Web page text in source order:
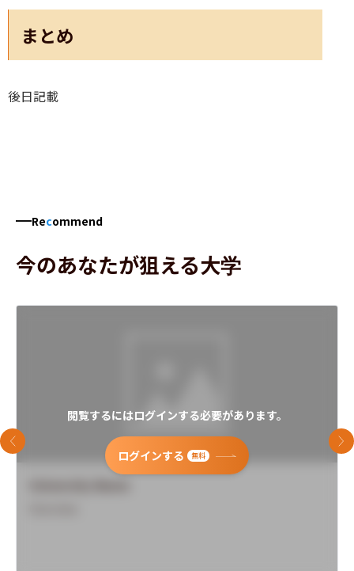
まとめ
後日記載
Recommend
今のあなたが狙える大学
閲覧するにはログインする必要があります。
ログインする 無料
前のスライド 次